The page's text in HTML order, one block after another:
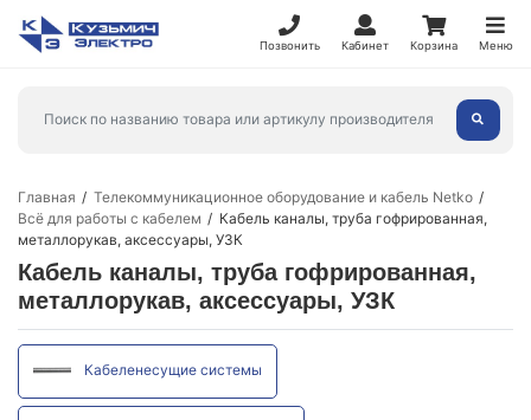
Позвонить Кабинет Корзина Меню
Главная
Телекоммуникационное оборудование и кабель Netko
Всё для работы с кабелем
Кабель каналы, труба гофрированная,
металлорукав, аксессуары, УЗК
Кабель каналы, труба гофрированная,
металлорукав, аксессуары, УЗК
Кабеленесущие системы